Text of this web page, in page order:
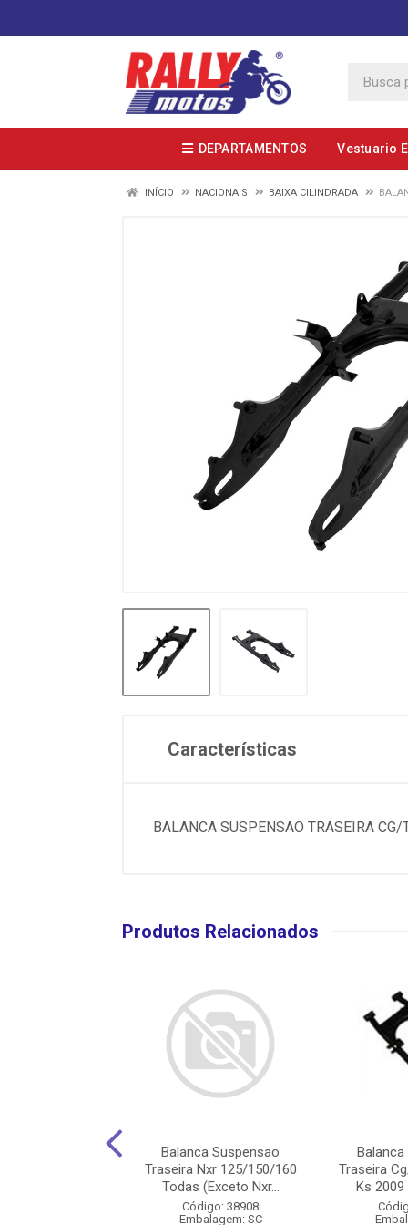
DEPARTAMENTOS Vestuario
INÍCIO NACIONAIS BAIXA CILINDRADA
Características
BALANCA SUSPENSAO TRASEIRA
Produtos Relacionados
Balanca Suspensao
Traseira Nxr 125/150/160
Todas (Exceto Nxr...
Código: 38908
Embalagem: SC
Traseira
Ks 2009